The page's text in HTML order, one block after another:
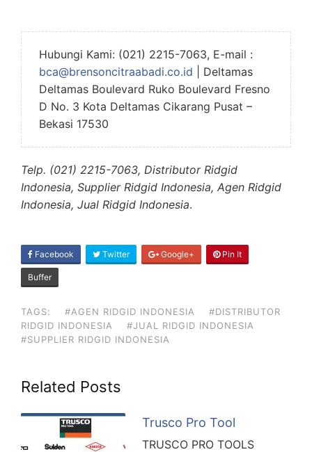
Hubungi Kami: (021) 2215-7063, E-mail :
bca@brensoncitraabadi.co.id | Deltamas
Deltamas Boulevard Ruko Boulevard Fresno
D No. 3 Kota Deltamas Cikarang Pusat –
Bekasi 17530
Telp. (021) 2215-7063, Distributor Ridgid
Indonesia, Supplier Ridgid Indonesia, Agen Ridgid
Indonesia, Jual Ridgid Indonesia.
SHARE
ON
Facebook Twitter Google+ Pin It
Buffer
TAGS: #AGEN RIDGID INDONESIA
#DISTRIBUTOR
RIDGID INDONESIA
#JUAL RIDGID INDONESIA
#SUPPLIER RIDGID INDONESIA
Related Posts
Trusco Pro Tool
TRUSCO PRO TOOLS